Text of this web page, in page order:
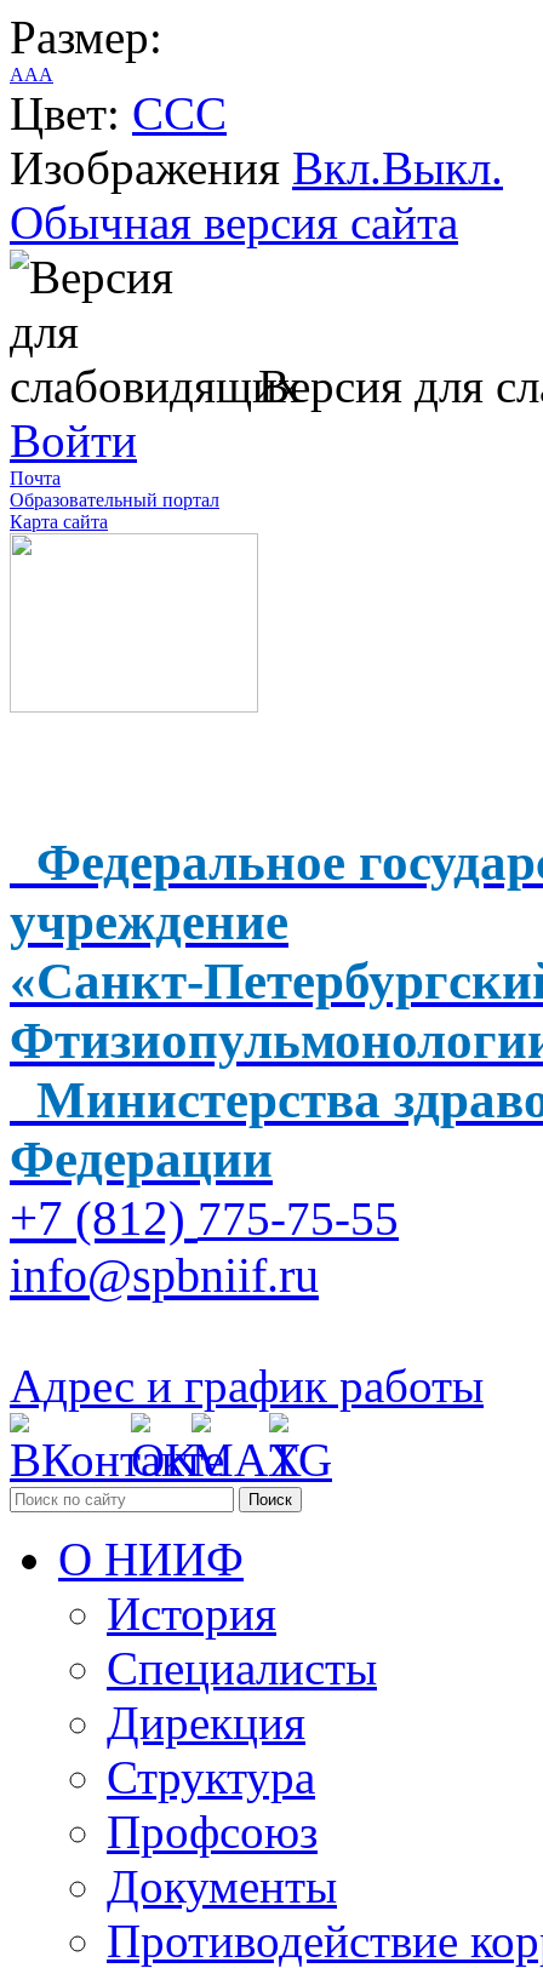
Размер:
AAA
Цвет: CCC
Изображения Вкл.Выкл.
Обычная версия сайта
Версия для
Войти
Почта
Образовательный портал
Карта сайта
Федеральное
учреждение
«Санкт-
Министерства
Федерации
+7 (812) 775-75-55
info@spbniif.ru
Адрес и график работы
Поиск
О НИИФ
История
Специалисты
Дирекция
Структура
Профсоюз
Документы
Противодействие